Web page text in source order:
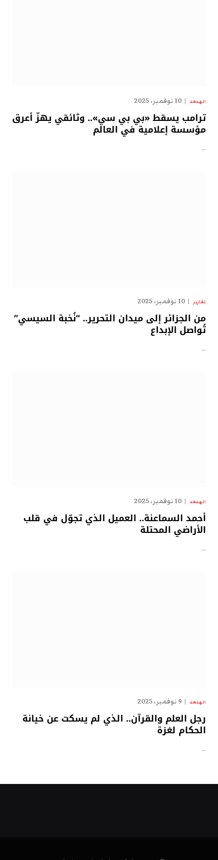
الهدهد 10 نوفمبر، 2025
ترامب يسقط «بي بي سي».. وثائقي يهزّ أعرق
مؤسسة إعلامية في العالم
…
تقارير 10 نوفمبر، 2025
من الجزائر إلى ميدان التحرير.. “نُخبة السيسي”
تُواصل الإبداع
…
الهدهد 10 نوفمبر، 2025
أحمد السماعنة.. العميل الذي تجوّل في قلب
الأراضي المحتلة
…
الهدهد 9 نوفمبر، 2025
رجل العلم والقرآن.. الذي لم يسكت عن خيانة
الحكام لغزة
…